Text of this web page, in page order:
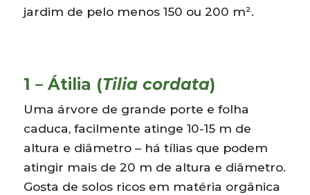
jardim de pelo menos 150 ou 200 m².
1 – Átilia (Tilia cordata)
Uma árvore de grande porte e folha
caduca, facilmente atinge 10-15 m de
altura e diâmetro – há tílias que podem
atingir mais de 20 m de altura e diâmetro.
Gosta de solos ricos em matéria orgânica